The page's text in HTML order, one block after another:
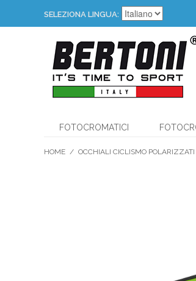
SELEZIONA LINGUA:
FOTOCROMATICI
HOME / OCCHIALI CICLISMO